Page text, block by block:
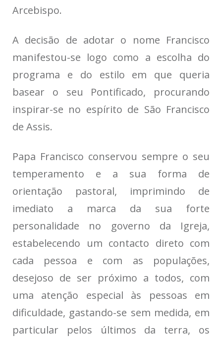
Arcebispo.
A decisão de adotar o nome Francisco
manifestou-se logo como a escolha do
programa e do estilo em que queria
basear o seu Pontificado, procurando
inspirar-se no espírito de São Francisco
de Assis.
Papa Francisco conservou sempre o seu
temperamento e a sua forma de
orientação pastoral, imprimindo de
imediato a marca da sua forte
personalidade no governo da Igreja,
estabelecendo um contacto direto com
cada pessoa e com as populações,
desejoso de ser próximo a todos, com
uma atenção especial às pessoas em
dificuldade, gastando-se sem medida, em
particular pelos últimos da terra, os